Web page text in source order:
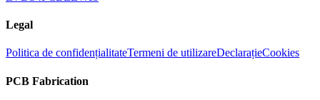
Legal
Politica de confidențialitateTermeni de utilizareDeclarațieCookies
PCB Fabrication